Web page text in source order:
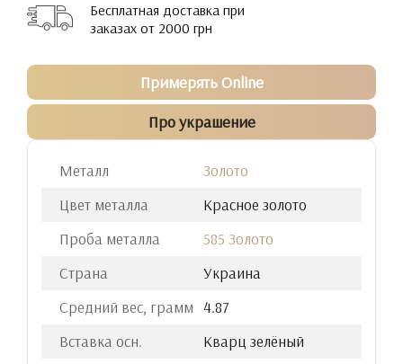
Бесплатная доставка при
заказах от 2000 грн
Примерять Online
Про украшение
Металл
Золото
Цвет металла
Красное золото
Проба металла
585 Золото
Страна
Украина
Средний вес, грамм 4.87
Вставка осн.
Кварц зелёный